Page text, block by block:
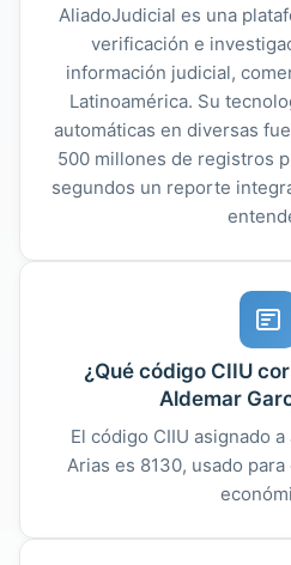
AliadoJudicial es una
verificación e
información judicial,
Latinoamérica. Su
automáticas en diversas
500 millones de registros
segundos un reporte
¿Qué código CIIU
Aldemar
El código CIIU asignado
Arias es 8130, usado